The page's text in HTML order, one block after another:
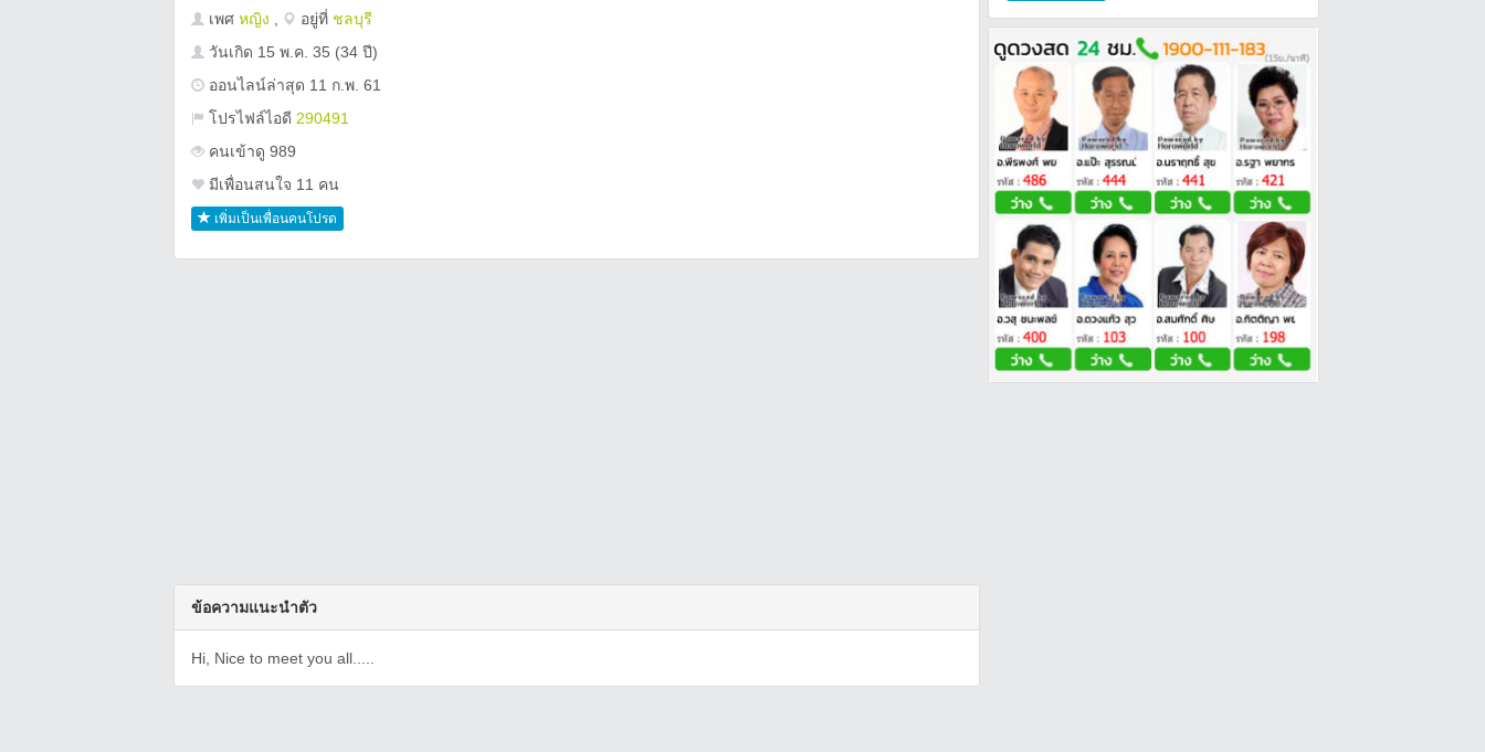
เพศ หญิง อยู่ที่ ชลบุรี
วันเกิด 15 พ.ค. 35 (34 ปี)
ออนไลน์ล่าสุด 11 ก.พ. 61
โปรไฟล์ไอดี 290491
คนเข้าดู 989
มีเพื่อนสนใจ 11 คน
เพิ่มเป็นเพื่อนคนโปรด
ข้อความแนะนำตัว
Hi, Nice to meet you all.....